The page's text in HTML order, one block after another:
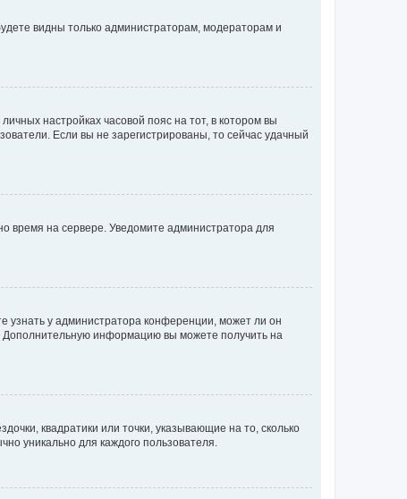
видны только администраторам, модераторам и
настройках часовой пояс на тот, в котором вы
Если вы не зарегистрированы, то сейчас удачный
время на сервере. Уведомите администратора для
узнать у администратора конференции, может ли он
Дополнительную информацию вы можете получить на
квадратики или точки, указывающие на то, сколько
уникально для каждого пользователя.